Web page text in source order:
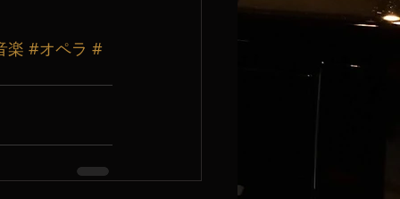
楽 #オペラ #